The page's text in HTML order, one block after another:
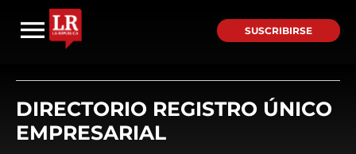
SUSCRIBIRSE
DIRECTORIO REGISTRO ÚNICO
EMPRESARIAL